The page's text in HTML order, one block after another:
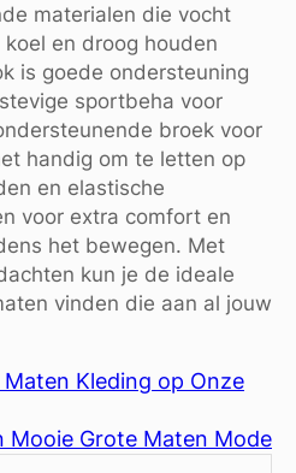
materialen die vocht
en droog houden
is goede ondersteuning
sportbeha voor
broek voor
handig om te letten op
en elastische
voor extra comfort en
het bewegen. Met
kun je de ideale
vinden die aan al jouw
Kleding op Onze
Mooie Grote Maten Mode